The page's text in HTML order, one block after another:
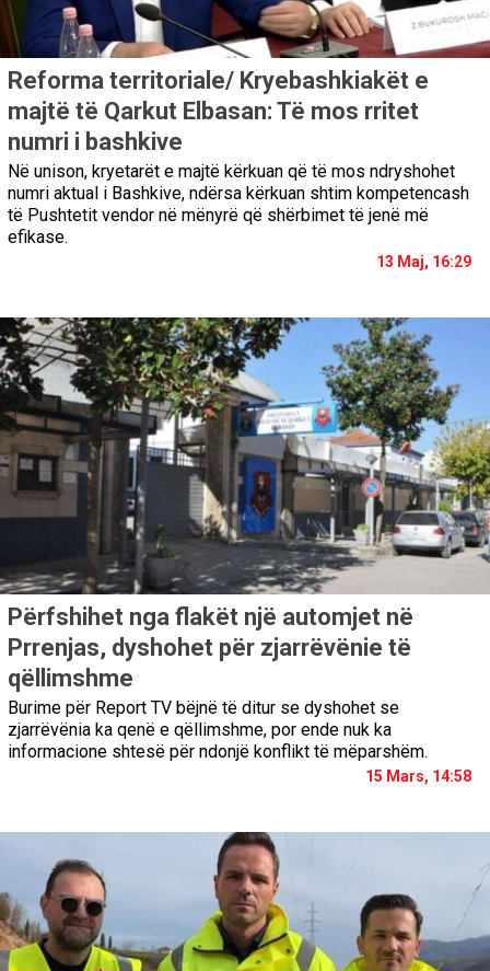
Reforma territoriale/ Kryebashkiakët e
majtë të Qarkut Elbasan: Të mos rritet
numri i bashkive
Në unison, kryetarët e majtë kërkuan që të mos ndryshohet
numri aktual i Bashkive, ndërsa kërkuan shtim kompetencash
të Pushtetit vendor në mënyrë që shërbimet të jenë më
efikase.
13 Maj, 16:29
Përfshihet nga flakët një automjet në
Prrenjas, dyshohet për zjarrëvënie të
qëllimshme
Burime për Report TV bëjnë të ditur se dyshohet se
zjarrëvënia ka qenë e qëllimshme, por ende nuk ka
informacione shtesë për ndonjë konflikt të mëparshëm.
15 Mars, 14:58